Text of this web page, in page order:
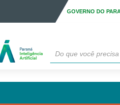
GOVERNO DO